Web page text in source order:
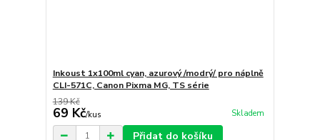
Inkoust 1x100ml cyan, azurový /modrý/ pro náplně
CLI-571C, Canon Pixma MG, TS série
139 Kč
69 Kč/kus Skladem
Přidat do košíku